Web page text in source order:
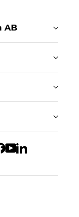
AB
Facebook
YouTube
LinkedIn